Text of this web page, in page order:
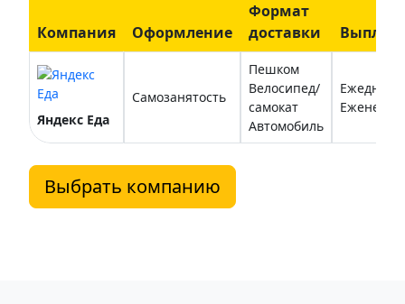
Компания Оформление
Формат
доставки
Яндекс Еда
Самозанятость
Пешком
Велосипед/
самокат
Автомобиль
Выбрать компанию